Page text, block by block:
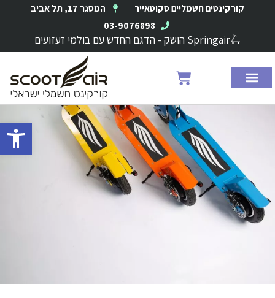
פתח
קורקינטים חשמליים סקוטאייר
המסגר 17, תל אביב
03-9076898
🛴Springair הושק - הדגם החדש עם בולמי זעזועים
עגלת